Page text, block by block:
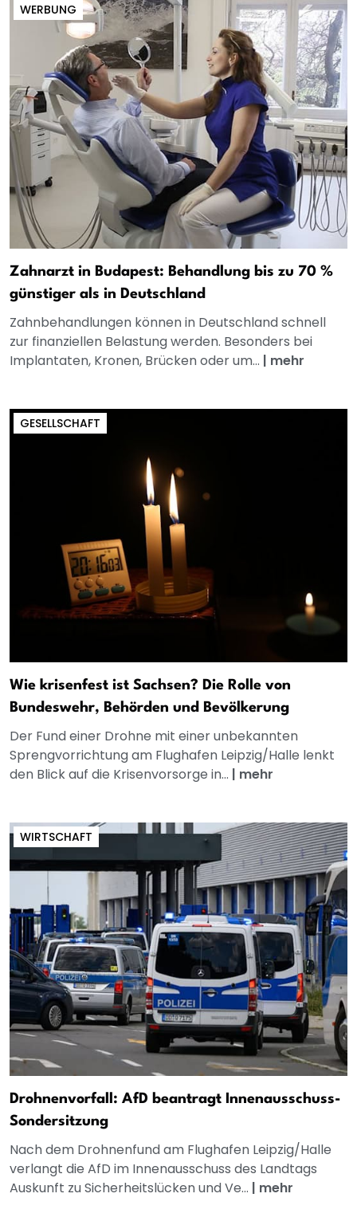
WERBUNG
Zahnarzt in Budapest: Behandlung bis zu 70 %
günstiger als in Deutschland
Zahnbehandlungen können in Deutschland schnell
zur finanziellen Belastung werden. Besonders bei
Implantaten, Kronen, Brücken oder um... | mehr
GESELLSCHAFT
Wie krisenfest ist Sachsen? Die Rolle von
Bundeswehr, Behörden und Bevölkerung
Der Fund einer Drohne mit einer unbekannten
Sprengvorrichtung am Flughafen Leipzig/Halle lenkt
den Blick auf die Krisenvorsorge in... | mehr
WIRTSCHAFT
Drohnenvorfall: AfD beantragt Innenausschuss-
Sondersitzung
Nach dem Drohnenfund am Flughafen Leipzig/Halle
verlangt die AfD im Innenausschuss des Landtags
Auskunft zu Sicherheitslücken und Ve... | mehr